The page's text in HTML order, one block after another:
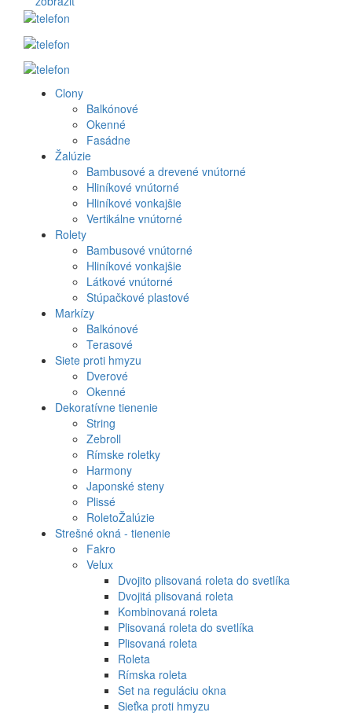
Produkt
menu
Clony
Balkónové
Okenné
Fasádne
Žalúzie
Bambusové a drevené vnútorné
Hliníkové vnútorné
Hliníkové vonkajšie
Vertikálne vnútorné
Rolety
Bambusové vnútorné
Hliníkové vonkajšie
Látkové vnútorné
Stúpačkové plastové
Markízy
Balkónové
Terasové
Siete proti hmyzu
Dverové
Okenné
Dekoratívne tienenie
String
Zebroll
Rímske roletky
Harmony
Japonské steny
Plissé
RoletoŽalúzie
Strešné okná - tienenie
Fakro
Velux
Dvojito plisovaná roleta do svetlíka
Dvojitá plisovaná roleta
Kombinovaná roleta
Plisovaná roleta do svetlíka
Plisovaná roleta
Roleta
Rímska roleta
Set na reguláciu okna
Sieťka proti hmyzu